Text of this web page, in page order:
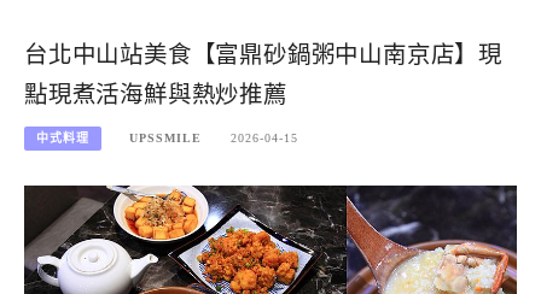
台北中山站美食【富鼎砂鍋粥中山南京店】現
點現煮活海鮮與熱炒推薦
中式料理 UPSSMILE 2026-04-15